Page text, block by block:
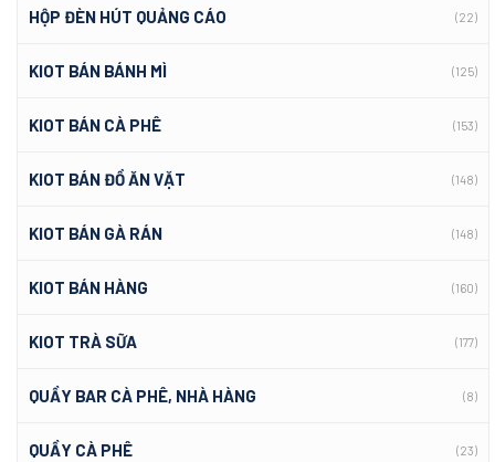
HỘP ĐÈN HÚT QUẢNG CÁO (22)
KIOT BÁN BÁNH MÌ (125)
KIOT BÁN CÀ PHÊ (153)
KIOT BÁN ĐỒ ĂN VẶT (148)
KIOT BÁN GÀ RÁN (148)
KIOT BÁN HÀNG (160)
KIOT TRÀ SỮA (177)
QUẦY BAR CÀ PHÊ, NHÀ HÀNG (8)
QUẦY CÀ PHÊ (23)